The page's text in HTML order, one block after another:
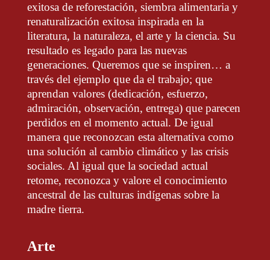
exitosa de reforestación, siembra alimentaria y
renaturalización exitosa inspirada en la
literatura, la naturaleza, el arte y la ciencia. Su
resultado es legado para las nuevas
generaciones. Queremos que se inspiren… a
través del ejemplo que da el trabajo; que
aprendan valores (dedicación, esfuerzo,
admiración, observación, entrega) que parecen
perdidos en el momento actual. De igual
manera que reconozcan esta alternativa como
una solución al cambio climático y las crisis
sociales. Al igual que la sociedad actual
retome, reconozca y valore el conocimiento
ancestral de las culturas indígenas sobre la
madre tierra.
Arte